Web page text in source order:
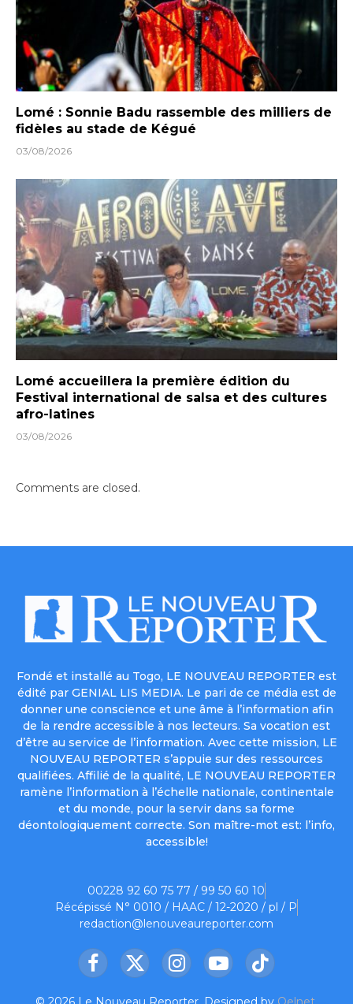
Lomé : Sonnie Badu rassemble des milliers de
fidèles au stade de Kégué
03/08/2026
Lomé accueillera la première édition du
Festival international de salsa et des cultures
afro-latines
03/08/2026
Comments are closed.
Fondé et installé au Togo, LE NOUVEAU REPORTER est
édité par GENIAL LIS MEDIA. Le pari de ce média est de
donner une conscience et une âme à l’information afin
de la rendre accessible à nos lecteurs. Sa vocation est
d’être au service de l’information. Avec cette mission, LE
NOUVEAU REPORTER s’appuie sur des ressources
qualifiées. Affilié de la qualité, LE NOUVEAU REPORTER
ramène l’information à l’échelle nationale, continentale
et du monde, pour la servir dans sa forme
déontologiquement correcte. Son maître-mot est: l’info,
accessible!
00228 92 60 75 77 / 99 50 60 10
Récépissé N° 0010 / HAAC / 12-2020 / pl / P
redaction@lenouveaureporter.com
Facebook
X
InstagramYouTubeTikTok